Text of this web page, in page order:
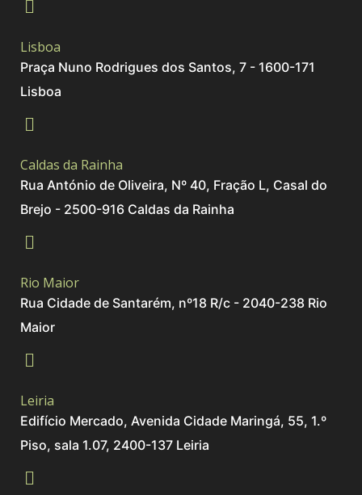
Lisboa
Praça Nuno Rodrigues dos Santos, 7 - 1600-171
Lisboa
Caldas da Rainha
Rua António de Oliveira, Nº 40, Fração L, Casal do
Brejo - 2500-916 Caldas da Rainha
Rio Maior
Rua Cidade de Santarém, nº18 R/c - 2040-238 Rio
Maior
Leiria
Edifício Mercado, Avenida Cidade Maringá, 55, 1.º
Piso, sala 1.07, 2400-137 Leiria